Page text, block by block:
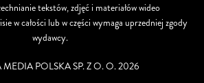
tekstów, zdjęć i materiałów wideo
w całości lub w części wymaga uprzedniej zgody
wydawcy.
POLSKA SP. Z O. O. 2026